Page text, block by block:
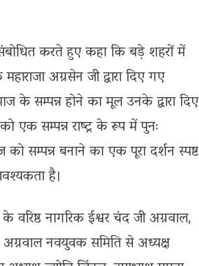
करते हुए कहा कि बडे़ शहरों में
अग्रसेन जी द्वारा दिए गए
के सम्पन्न होने का मूल उनके द्वारा दिए
एक सम्पन्न राष्ट्र के रूप में पुनः
सम्पन्न बनाने का एक पूरा दर्शन स्पष्ट
है।
नागरिक ईश्वर चंद जी अग्रवाल,
अग्रवाल नवयुवक समिति से अध्यक्ष